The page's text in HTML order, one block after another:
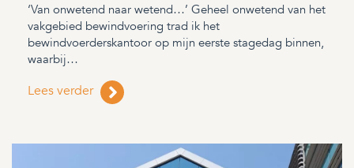
‘Van onwetend naar wetend…’ Geheel onwetend van het
vakgebied bewindvoering trad ik het
bewindvoerderskantoor op mijn eerste stagedag binnen,
waarbij…
Lees verder